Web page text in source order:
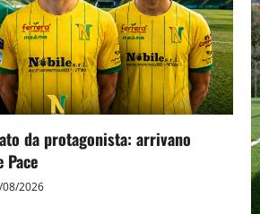
da protagonista: arrivano
Pace
2026